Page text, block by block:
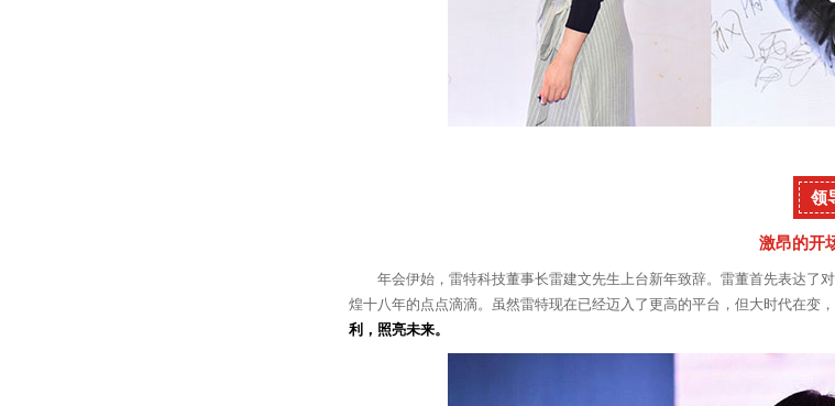
领
激昂的开
年会伊始，雷特科技董事长雷建文先生上台新年致辞。雷董首先表达了
煌十八年的点点滴滴。虽然雷特现在已经迈入了更高的平台，但大时代在变
利，照亮未来。